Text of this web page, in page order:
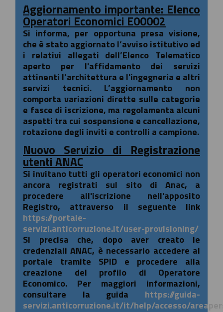
Aggiornamento importante: Elenco
Operatori Economici E00002
Si informa, per opportuna presa visione,
che è stato aggiornato l’avviso istitutivo ed
i relativi allegati dell’Elenco Telematico
aperto per l'affidamento dei servizi
attinenti l’architettura e l'ingegneria e altri
servizi tecnici. L’aggiornamento non
comporta variazioni dirette sulle categorie
e fasce di iscrizione, ma regolamenta alcuni
aspetti tra cui sospensione e cancellazione,
rotazione degli inviti e controlli a campione.
Nuovo Servizio di Registrazione
utenti ANAC
Si invitano tutti gli operatori economici non
ancora registrati sul sito di Anac, a
procedere all'iscrizione nell'apposito
Registro, attraverso il seguente link
https://portale-
servizi.anticorruzione.it/user-provisioning/
Si precisa che, dopo aver creato le
credenziali ANAC, è necessario accedere al
portale tramite SPID e procedere alla
creazione del profilo di Operatore
Economico. Per maggiori informazioni,
consultare la guida https://guida-
servizi.anticorruzione.it/it/help/accesso/